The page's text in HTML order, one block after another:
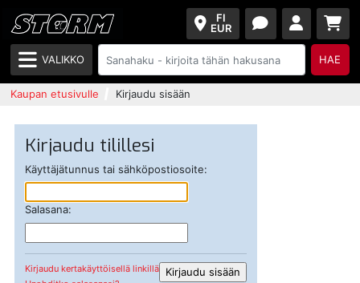
FI
EUR
VALIKKO HAE
Kaupan etusivulle Kirjaudu sisään
Kirjaudu tilillesi
Käyttäjätunnus tai sähköpostiosoite:
Salasana:
Kirjaudu kertakäyttöisellä linkillä